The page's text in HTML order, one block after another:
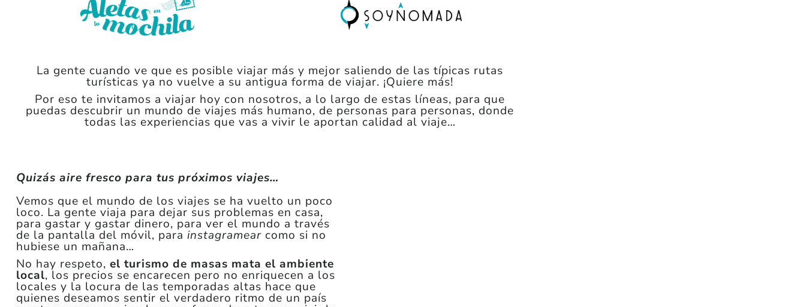
La gente cuando ve que es posible viajar más y mejor saliendo de las típicas rutas
turísticas ya no vuelve a su antigua forma de viajar. ¡Quiere más!
Por eso te invitamos a viajar hoy con nosotros, a lo largo de estas líneas, para que
puedas descubrir un mundo de viajes más humano, de personas para personas, donde
todas las experiencias que vas a vivir le aportan calidad al viaje…
Quizás aire fresco para tus próximos viajes…
Vemos que el mundo de los viajes se ha vuelto un poco
loco. La gente viaja para dejar sus problemas en casa,
para gastar y gastar dinero, para ver el mundo a través
de la pantalla del móvil, parainstagramear como si no
hubiese un mañana…
No hay respeto,el turismo de masas mata el ambiente
local, los precios se encarecen pero no enriquecen a los
locales y la locura de las temporadas altas hace que
quienes deseamos sentir el verdadero ritmo de un país